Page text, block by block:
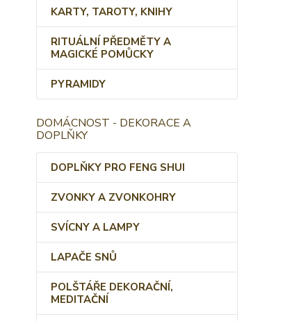
KARTY, TAROTY, KNIHY
RITUÁLNÍ PŘEDMĚTY A
MAGICKÉ POMŮCKY
PYRAMIDY
DOMÁCNOST - DEKORACE A
DOPLŇKY
DOPLŇKY PRO FENG SHUI
ZVONKY A ZVONKOHRY
SVÍCNY A LAMPY
LAPAČE SNŮ
POLŠTÁŘE DEKORAČNÍ,
MEDITAČNÍ